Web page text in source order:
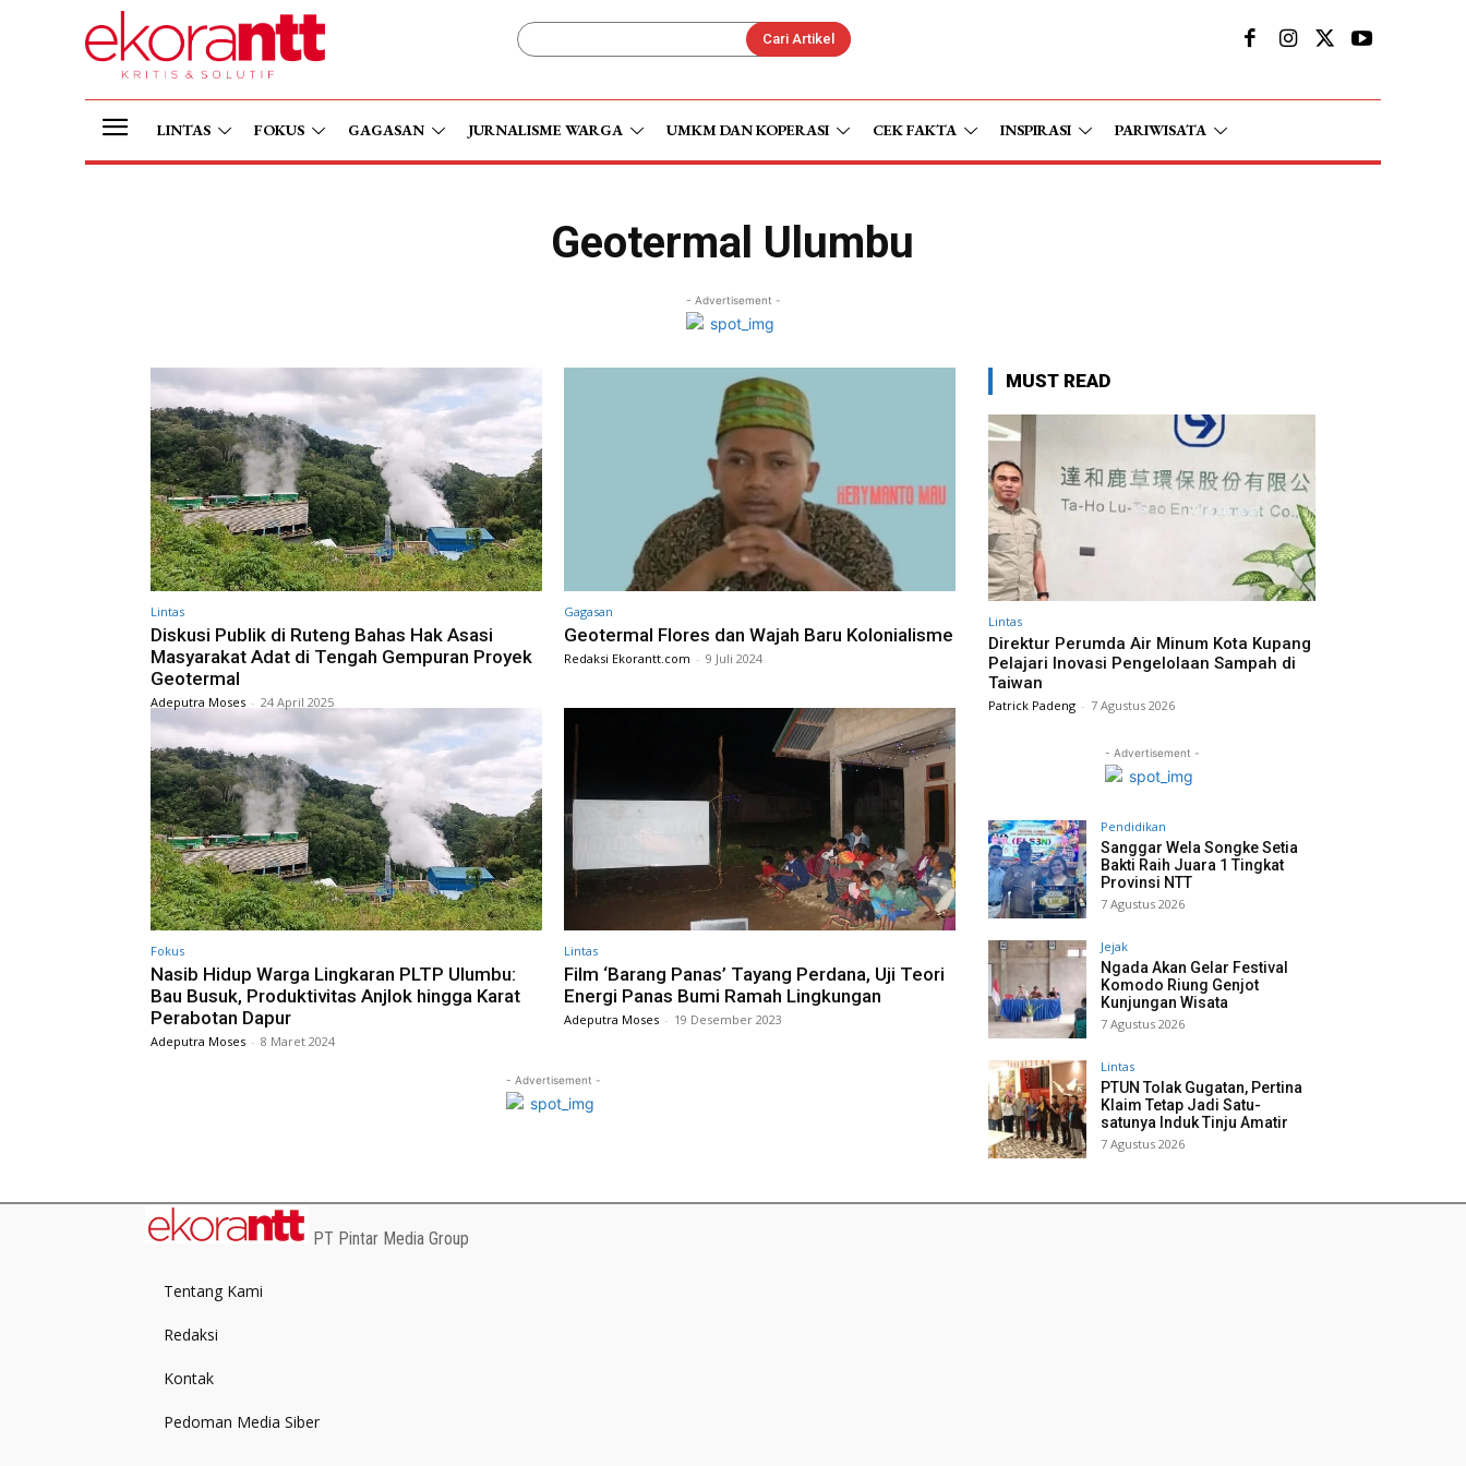
Cari Artikel
LINTAS FOKUS GAGASAN JURNALISME WARGA UMKM DAN KOPERASI CEK FAKTA INSPIRASI PARIWISATA
Geotermal Ulumbu
- Advertisement -
Lintas
Diskusi Publik di Ruteng Bahas Hak Asasi
Masyarakat Adat di Tengah Gempuran Proyek
Geotermal
Adeputra Moses - 24 April 2025
Gagasan
Geotermal Flores dan Wajah Baru Kolonialisme
Redaksi Ekorantt.com - 9 Juli 2024
Fokus
Nasib Hidup Warga Lingkaran PLTP Ulumbu:
Bau Busuk, Produktivitas Anjlok hingga Karat
Perabotan Dapur
Adeputra Moses - 8 Maret 2024
Lintas
Film ‘Barang Panas’ Tayang Perdana, Uji Teori
Energi Panas Bumi Ramah Lingkungan
Adeputra Moses - 19 Desember 2023
- Advertisement -
MUST READ
Lintas
Direktur Perumda Air Minum Kota Kupang
Pelajari Inovasi Pengelolaan Sampah di
Taiwan
Patrick Padeng - 7 Agustus 2026
- Advertisement -
Pendidikan
Sanggar Wela Songke Setia
Bakti Raih Juara 1 Tingkat
Provinsi NTT
7 Agustus 2026
Jejak
Ngada Akan Gelar Festival
Komodo Riung Genjot
Kunjungan Wisata
7 Agustus 2026
Lintas
PTUN Tolak Gugatan, Pertina
Klaim Tetap Jadi Satu-
satunya Induk Tinju Amatir
7 Agustus 2026
PT Pintar Media Group
Tentang Kami
Redaksi
Kontak
Pedoman Media Siber